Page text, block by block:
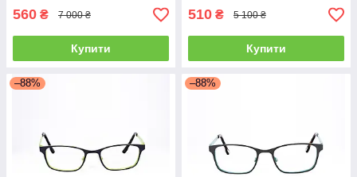
560 ₴ 7 000 ₴
Купити
510 ₴ 5 100 ₴
Купити
–88% –88%